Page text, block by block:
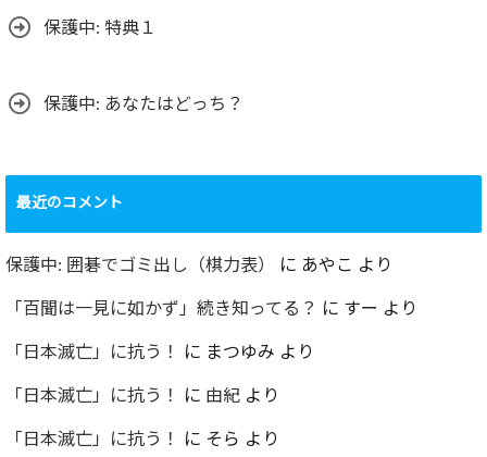
保護中: 特典１
保護中: あなたはどっち？
最近のコメント
保護中: 囲碁でゴミ出し（棋力表） に あやこ より
「百聞は一見に如かず」続き知ってる？ に すー より
「日本滅亡」に抗う！ に まつゆみ より
「日本滅亡」に抗う！ に 由紀 より
「日本滅亡」に抗う！ に そら より